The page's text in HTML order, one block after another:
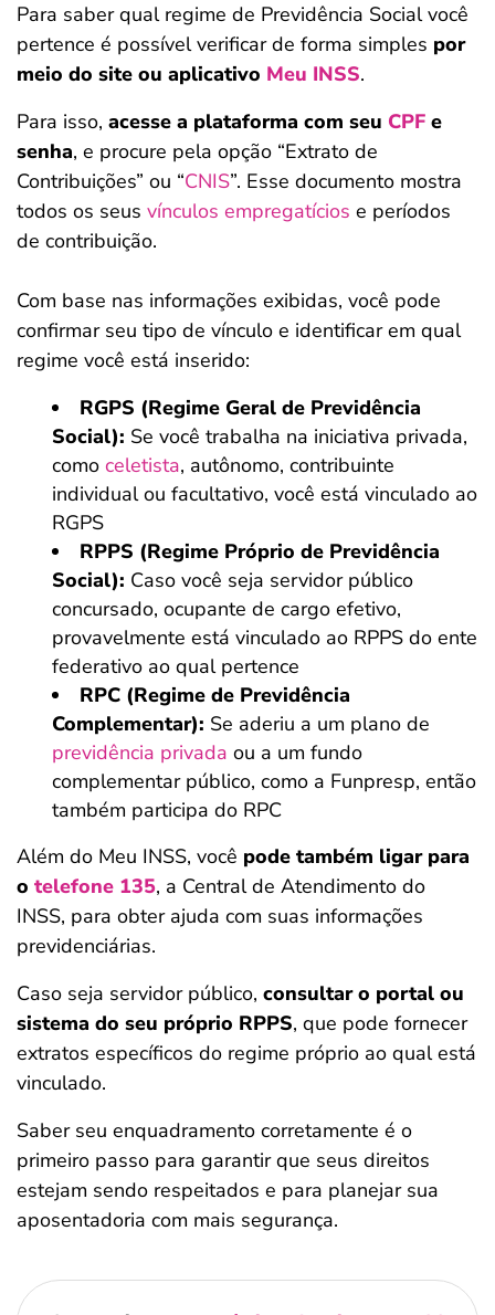
Para saber qual regime de Previdência Social você
pertence é possível verificar de forma simples por
meio do site ou aplicativo Meu INSS.
Para isso, acesse a plataforma com seu CPF e
senha, e procure pela opção “Extrato de
Contribuições” ou “CNIS”. Esse documento mostra
todos os seus vínculos empregatícios e períodos
de contribuição.
Com base nas informações exibidas, você pode
confirmar seu tipo de vínculo e identificar em qual
regime você está inserido:
RGPS (Regime Geral de Previdência
Social): Se você trabalha na iniciativa privada,
como celetista, autônomo, contribuinte
individual ou facultativo, você está vinculado ao
RGPS
RPPS (Regime Próprio de Previdência
Social): Caso você seja servidor público
concursado, ocupante de cargo efetivo,
provavelmente está vinculado ao RPPS do ente
federativo ao qual pertence
RPC (Regime de Previdência
Complementar): Se aderiu a um plano de
previdência privada ou a um fundo
complementar público, como a Funpresp, então
também participa do RPC
Além do Meu INSS, você pode também ligar para
o telefone 135, a Central de Atendimento do
INSS, para obter ajuda com suas informações
previdenciárias.
Caso seja servidor público, consultar o portal ou
sistema do seu próprio RPPS, que pode fornecer
extratos específicos do regime próprio ao qual está
vinculado.
Saber seu enquadramento corretamente é o
primeiro passo para garantir que seus direitos
estejam sendo respeitados e para planejar sua
aposentadoria com mais segurança.